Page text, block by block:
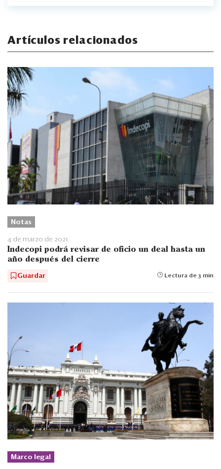
Artículos relacionados
Notas
4 de marzo de 2021
Indecopi podrá revisar de oficio un deal hasta un
año después del cierre
Guardar Lectura de 3 min
Marco legal